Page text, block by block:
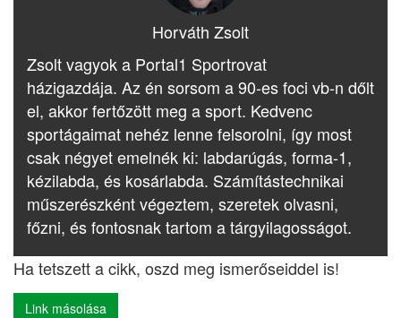
Horváth Zsolt
Zsolt vagyok a Portal1 Sportrovat
házigazdája. Az én sorsom a 90-es foci vb-n dőlt
el, akkor fertőzött meg a sport. Kedvenc
sportágaimat nehéz lenne felsorolni, így most
csak négyet emelnék ki: labdarúgás, forma-1,
kézilabda, és kosárlabda. Számítástechnikai
műszerészként végeztem, szeretek olvasni,
főzni, és fontosnak tartom a tárgyilagosságot.
Ha tetszett a cikk, oszd meg ismerőseiddel is!
Link másolása